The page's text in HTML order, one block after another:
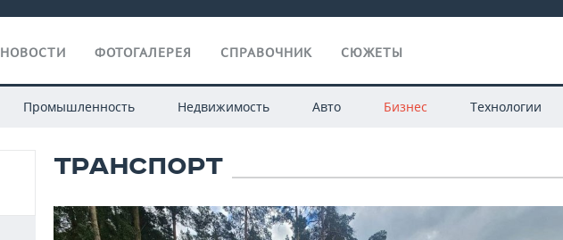
НОВОСТИ ФОТОГАЛЕРЕЯ СПРАВОЧНИК СЮЖЕТЫ
Промышленность Недвижимость Авто Бизнес Технологии
ТРАНСПОРТ